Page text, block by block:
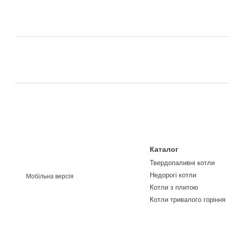
Мобільна версія
Каталог
Твердопаливні котли
Недорогі котли
Котли з плитою
Котли тривалого горіння